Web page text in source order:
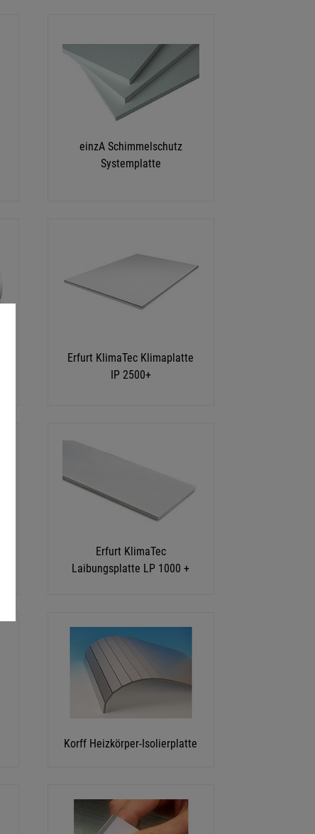
einzA Schimmelschutz
Systemplatte
Erfurt KlimaTec Klimaplatte
IP 2500+
Erfurt KlimaTec
Laibungsplatte LP 1000 +
Korff Heizkörper-Isolierplatte